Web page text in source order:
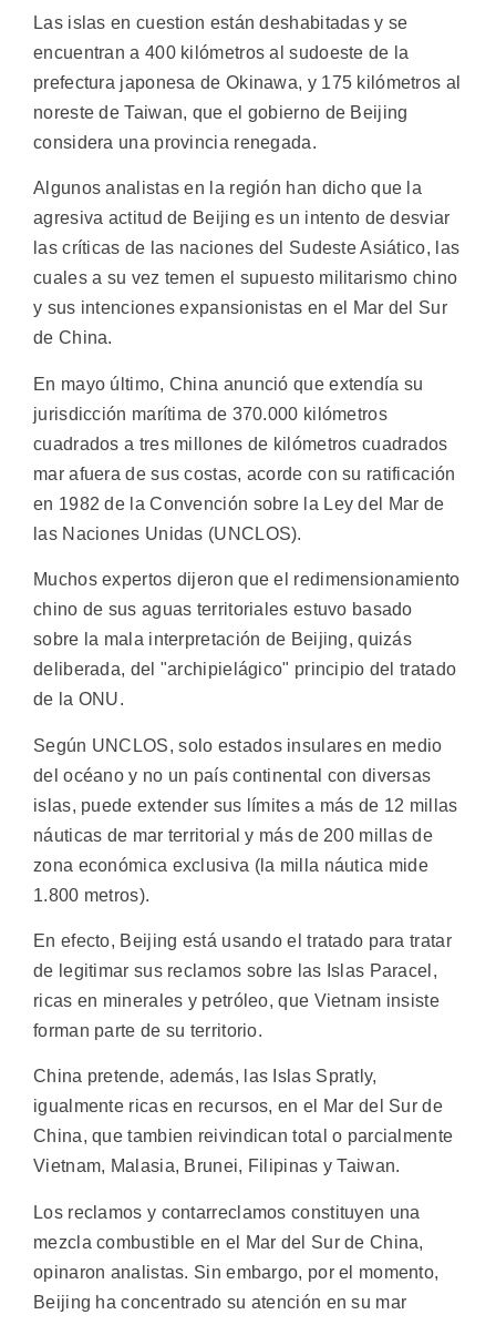
Las islas en cuestion están deshabitadas y se
encuentran a 400 kilómetros al sudoeste de la
prefectura japonesa de Okinawa, y 175 kilómetros al
noreste de Taiwan, que el gobierno de Beijing
considera una provincia renegada.
Algunos analistas en la región han dicho que la
agresiva actitud de Beijing es un intento de desviar
las críticas de las naciones del Sudeste Asiático, las
cuales a su vez temen el supuesto militarismo chino
y sus intenciones expansionistas en el Mar del Sur
de China.
En mayo último, China anunció que extendía su
jurisdicción marítima de 370.000 kilómetros
cuadrados a tres millones de kilómetros cuadrados
mar afuera de sus costas, acorde con su ratificación
en 1982 de la Convención sobre la Ley del Mar de
las Naciones Unidas (UNCLOS).
Muchos expertos dijeron que el redimensionamiento
chino de sus aguas territoriales estuvo basado
sobre la mala interpretación de Beijing, quizás
deliberada, del "archipielágico" principio del tratado
de la ONU.
Según UNCLOS, solo estados insulares en medio
del océano y no un país continental con diversas
islas, puede extender sus límites a más de 12 millas
náuticas de mar territorial y más de 200 millas de
zona económica exclusiva (la milla náutica mide
1.800 metros).
En efecto, Beijing está usando el tratado para tratar
de legitimar sus reclamos sobre las Islas Paracel,
ricas en minerales y petróleo, que Vietnam insiste
forman parte de su territorio.
China pretende, además, las Islas Spratly,
igualmente ricas en recursos, en el Mar del Sur de
China, que tambien reivindican total o parcialmente
Vietnam, Malasia, Brunei, Filipinas y Taiwan.
Los reclamos y contarreclamos constituyen una
mezcla combustible en el Mar del Sur de China,
opinaron analistas. Sin embargo, por el momento,
Beijing ha concentrado su atención en su mar